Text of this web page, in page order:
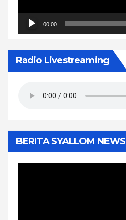
00:00
Radio Livestreaming
BERITA SYALLOM NEWS